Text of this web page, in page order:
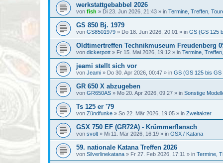
werkstattgebabbel 2026
von fish » Di 23. Jun 2026, 21:43 » in Termine, Treffen,
GS 850 Bj. 1979
von GS8501979 » Do 18. Jun 2026, 20:01 » in GS (GS 125
Oldtimertreffen Technikmuseum Freudenberg
von dickerpott » Fr 15. Mai 2026, 19:12 » in Termine,
jeami stellt sich vor
von Jeami » Do 30. Apr 2026, 00:47 » in GS (GS 125 bis GS
GR 650 X abzugeben
von GR650AS » Mo 20. Apr 2026, 09:27 » in Sonstige
Ts 125 er '79
von Zündfunke » So 22. Mär 2026, 19:05 » in Zweitakter
GSX 750 EF (GR72A) - Krümmerflansch
von svolt » Mi 11. Mär 2026, 16:19 » in GSX / Katana
59. nationale Katana Treffen 2026
von Silverlinekatana » Fr 27. Feb 2026, 17:11 » in Termine,